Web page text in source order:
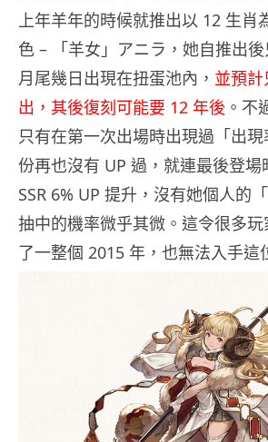
上年羊年的時候就推出以 12 生肖
色 – 「羊女」アニラ，她自推出
月尾幾日出現在扭蛋池內， 並預
出，其後復刻可能要 12 年後 。不
只有在第一次出場時出現過「出
份再也沒有 UP 過，就連最後登場
SSR 6% UP 提升，沒有她個人的
抽中的機率微乎其微。這令很多
了一整個 2015 年，也無法入手這